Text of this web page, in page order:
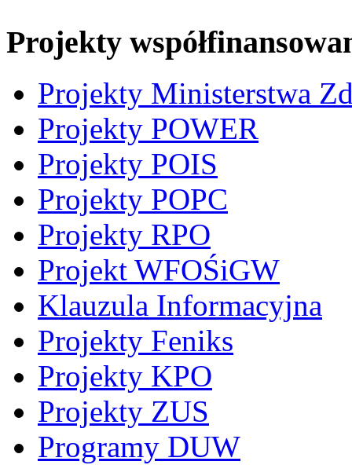
Projekty
Projekty Ministerstwa
Projekty POWER
Projekty POIS
Projekty POPC
Projekty RPO
Projekt WFOŚiGW
Klauzula Informacyjna
Projekty Feniks
Projekty KPO
Projekty ZUS
Programy DUW